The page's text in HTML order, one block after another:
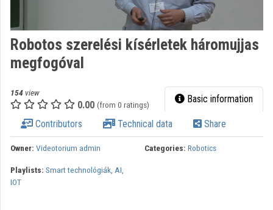
Organization discovery
Categories
Organizations
Contributors
Robotos szerelési kísérletek háromujjas
megfogóval
154 view
0.00 (from 0 ratings) Basic information
Contributors Technical data Share
Owner: Videotorium admin Categories: Robotics
Playlists: Smart technológiák, AI,
IOT